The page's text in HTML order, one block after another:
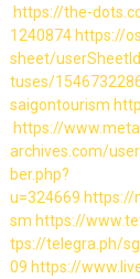
https://the-
1240874 https://
sheet/
tuses/
saigontourism
https://
archives.com/
ber.php?
u=324669 https://
sm https://
tps://telegra.ph/
09 https://